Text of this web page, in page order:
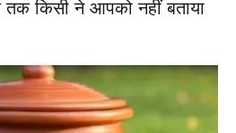
किसी ने आपको नहीं बताया